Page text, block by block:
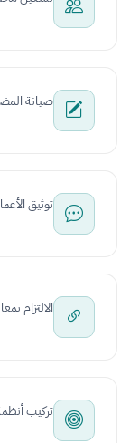
صيانة
توثيق
الالتزام
تركيب